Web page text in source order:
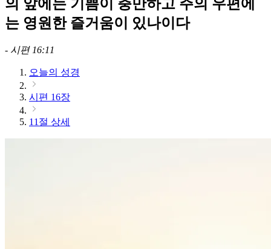
의 앞에는 기쁨이 충만하고 주의 우편에
는 영원한 즐거움이 있나이다
- 시편 16:11
오늘의 성경
시편 16장
11절 상세